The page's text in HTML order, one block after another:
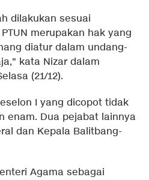
dilakukan sesuai
merupakan hak yang
diatur dalam undang-
kata Nizar dalam
(21/12).
I yang dicopot tidak
enam. Dua pejabat lainnya
dan Kepala Balitbang-
Agama sebagai